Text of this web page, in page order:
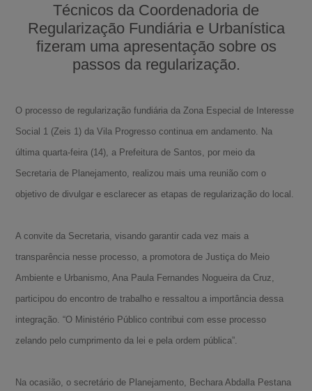
Técnicos da Coordenadoria de
Regularização Fundiária e Urbanística
fizeram uma apresentação sobre os
passos da regularização.
O processo de regularização fundiária da Zona Especial de Interesse
Social 1 (Zeis 1) da Vila Progresso continua em andamento. Na
última quarta-feira (14), a Prefeitura de Santos, por meio da
Secretaria de Planejamento, realizou mais uma reunião com o
objetivo de divulgar e esclarecer as etapas de regularização do local.
A convite da Secretaria, visando garantir cada vez mais a
transparência nesse processo, a promotora de Justiça do Meio
Ambiente e Urbanismo, Ana Paula Fernandes Nogueira da Cruz,
participou do encontro de trabalho e ressaltou a importância dessa
integração. “O Ministério Público contribui com esse processo
zelando pelo cumprimento da lei e pela ordem pública”.
Na ocasião, o secretário de Planejamento, Bechara Abdalla Pestana